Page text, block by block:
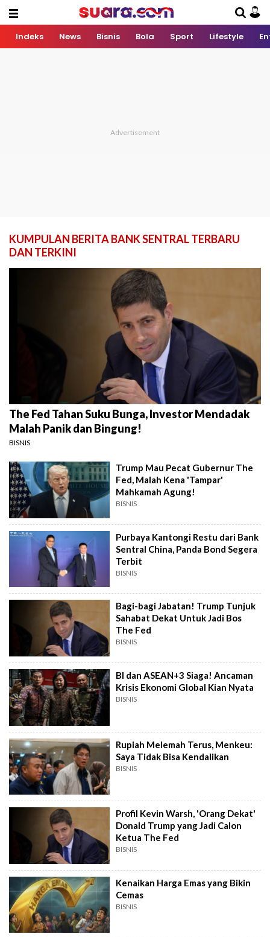
Indeks News Bisnis Bola Sport Lifestyle
KUMPULAN BERITA BANK SENTRAL TERBARU
DAN TERKINI
The Fed Tahan Suku Bunga, Investor Mendadak
Malah Panik dan Bingung!
BISNIS
Trump Mau Pecat Gubernur The
Fed, Malah Kena 'Tampar'
Mahkamah Agung!
BISNIS
Purbaya Kantongi Restu dari Bank
Sentral China, Panda Bond Segera
Terbit
BISNIS
Bagi-bagi Jabatan! Trump Tunjuk
Sahabat Dekat Untuk Jadi Bos
The Fed
BISNIS
BI dan ASEAN+3 Siaga! Ancaman
Krisis Ekonomi Global Kian Nyata
BISNIS
Rupiah Melemah Terus, Menkeu:
Saya Tidak Bisa Kendalikan
BISNIS
Profil Kevin Warsh, 'Orang Dekat'
Donald Trump yang Jadi Calon
Ketua The Fed
BISNIS
Kenaikan Harga Emas yang Bikin
Cemas
BISNIS